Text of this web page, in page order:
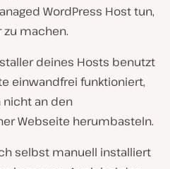
WordPress Host tun,
machen.
deines Hosts benutzt
einwandfrei funktioniert,
an den
Webseite herumbasteln.
selbst manuell installiert